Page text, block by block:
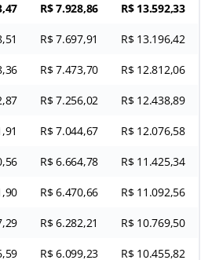
R$ 7.928,86 R$ 13.592,33
R$ 7.697,91 R$ 13.196,42
R$ 7.473,70 R$ 12.812,06
R$ 7.256,02 R$ 12.438,89
R$ 7.044,67 R$ 12.076,58
R$ 6.664,78 R$ 11.425,34
R$ 6.470,66 R$ 11.092,56
R$ 6.282,21 R$ 10.769,50
R$ 6.099,23 R$ 10.455,82